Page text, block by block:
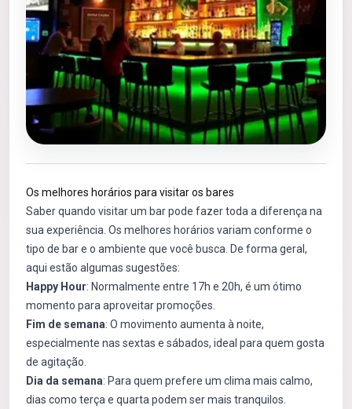
Os melhores horários para visitar os bares
Saber quando visitar um bar pode fazer toda a diferença na
sua experiência. Os melhores horários variam conforme o
tipo de bar e o ambiente que você busca. De forma geral,
aqui estão algumas sugestões:
Happy Hour: Normalmente entre 17h e 20h, é um ótimo
momento para aproveitar promoções.
Fim de semana: O movimento aumenta à noite,
especialmente nas sextas e sábados, ideal para quem gosta
de agitação.
Dia da semana: Para quem prefere um clima mais calmo,
dias como terça e quarta podem ser mais tranquilos.